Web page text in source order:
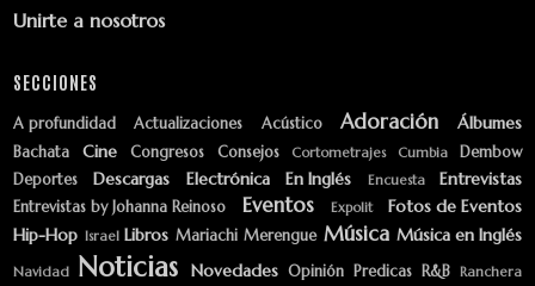
Unirte a nosotros
SECCIONES
A profundidad Actualizaciones Acústico Adoración Álbumes
Bachata Cine Congresos Consejos Cortometrajes Cumbia
Dembow
Deportes
Descargas Electrónica En Inglés Encuesta Entrevistas
Entrevistas by Johanna Reinoso Eventos Expolit
Fotos de Eventos
Hip-Hop Israel Libros Mariachi Merengue Música Música en Inglés
Navidad Noticias Novedades Opinión Predicas R&B Ranchera